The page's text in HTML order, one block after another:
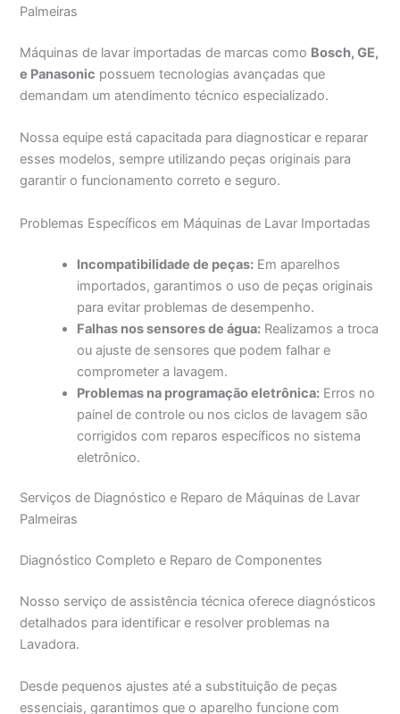
Palmeiras
Máquinas de lavar importadas de marcas como Bosch, GE,
e Panasonic possuem tecnologias avançadas que
demandam um atendimento técnico especializado.
Nossa equipe está capacitada para diagnosticar e reparar
esses modelos, sempre utilizando peças originais para
garantir o funcionamento correto e seguro.
Problemas Específicos em Máquinas de Lavar Importadas
Incompatibilidade de peças: Em aparelhos
importados, garantimos o uso de peças originais
para evitar problemas de desempenho.
Falhas nos sensores de água: Realizamos a troca
ou ajuste de sensores que podem falhar e
comprometer a lavagem.
Problemas na programação eletrônica: Erros no
painel de controle ou nos ciclos de lavagem são
corrigidos com reparos específicos no sistema
eletrônico.
Serviços de Diagnóstico e Reparo de Máquinas de Lavar
Palmeiras
Diagnóstico Completo e Reparo de Componentes
Nosso serviço de assistência técnica oferece diagnósticos
detalhados para identificar e resolver problemas na
Lavadora.
Desde pequenos ajustes até a substituição de peças
essenciais, garantimos que o aparelho funcione com